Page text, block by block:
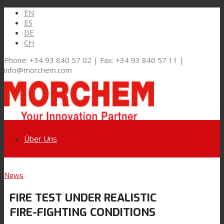
EN
ES
DE
CH
Phone: +34 93 840 57 02 | Fax: +34 93 840 57 11 |
info@morchem.com
Link zu Youtube
Über Uns
Flexible Verpackungen
News
FIRE TEST UNDER REALISTIC
FIRE-FIGHTING CONDITIONS